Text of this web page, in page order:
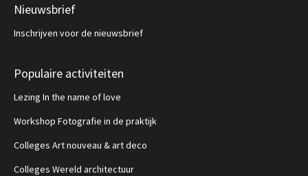
Nieuwsbrief
Inschrijven voor de nieuwsbrief
Populaire activiteiten
Lezing In the name of love
Workshop Fotografie in de praktijk
Colleges Art nouveau & art deco
Colleges Wereld architectuur